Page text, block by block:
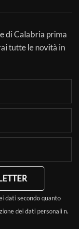
di Calabria prima
tutte le novità in
dati secondo quanto
dei dati personali n.